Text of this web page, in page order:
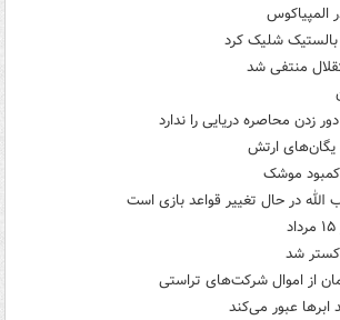
المپیاکوس
شلیک کرد
منتفی شد
زدن محاصره دریایی را ندارد
یگان‌های ارتش
موشک
در حال تغییر قواعد بازی است
ابرها عبور می‌کند